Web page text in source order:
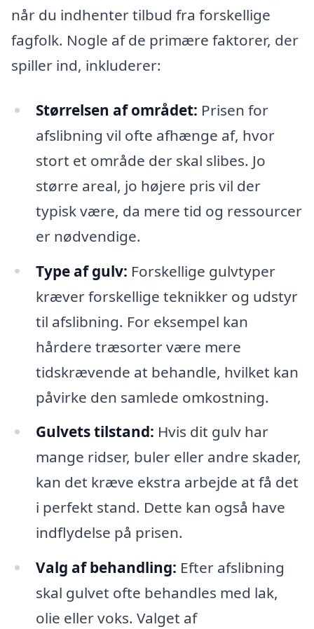
når du indhenter tilbud fra forskellige
fagfolk. Nogle af de primære faktorer, der
spiller ind, inkluderer:
Størrelsen af området: Prisen for
afslibning vil ofte afhænge af, hvor
stort et område der skal slibes. Jo
større areal, jo højere pris vil der
typisk være, da mere tid og ressourcer
er nødvendige.
Type af gulv: Forskellige gulvtyper
kræver forskellige teknikker og udstyr
til afslibning. For eksempel kan
hårdere træsorter være mere
tidskrævende at behandle, hvilket kan
påvirke den samlede omkostning.
Gulvets tilstand: Hvis dit gulv har
mange ridser, buler eller andre skader,
kan det kræve ekstra arbejde at få det
i perfekt stand. Dette kan også have
indflydelse på prisen.
Valg af behandling: Efter afslibning
skal gulvet ofte behandles med lak,
olie eller voks. Valget af